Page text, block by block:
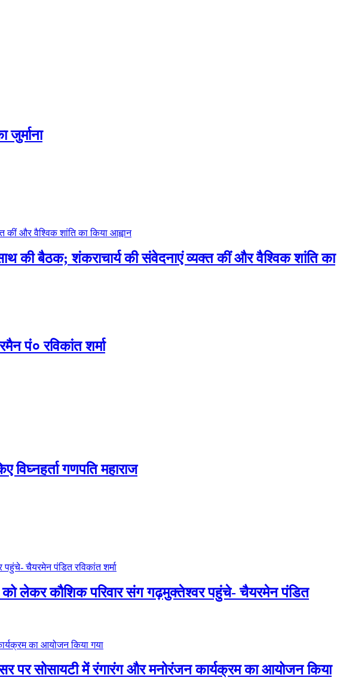
की बैठक; शंकराचार्य की संवेदनाएं व्यक्त कीं और वैश्विक शांति का
पं० रविकांत शर्मा
विघ्नहर्ता गणपति महाराज
को लेकर कौशिक परिवार संग गढ़मुक्तेश्वर पहुंचे- चैयरमेन पंडित
पर सोसायटी में रंगारंग और मनोरंजन कार्यक्रम का आयोजन किया